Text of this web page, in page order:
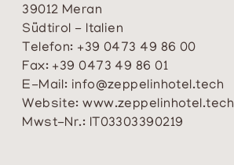
39012 Meran
Südtirol - Italien
Telefon: +39 0473 49 86 00
Fax: +39 0473 49 86 01
E-Mail: info@zeppelinhotel.tech
Website:www.zeppelinhotel.tech
Mwst-Nr.: IT03303390219